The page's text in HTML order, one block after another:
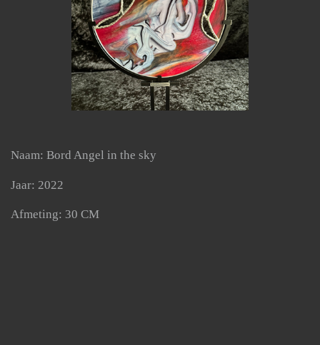
Naam: Bord Angel in the sky
Jaar: 2022
Afmeting: 30 CM